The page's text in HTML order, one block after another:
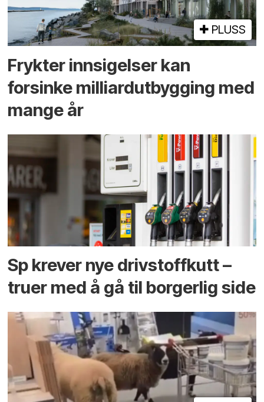
PLUSS
Frykter innsigelser kan
forsinke milliard­utbygging med
mange år
Sp krever nye drivstoffkutt –
truer med å gå til borgerlig side